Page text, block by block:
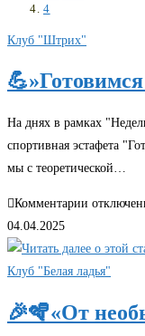
4
Клуб "Штрих"
На днях в рамках
спортивная эстафета
мы с теоретической…
Комментарии к
в
04.04.2025
Клуб "Белая ладья"
🎉🪇«От